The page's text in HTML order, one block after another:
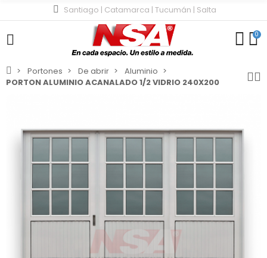
Santiago | Catamarca | Tucumán | Salta
0
Portones De abrir
Aluminio
PORTON ALUMINIO ACANALADO 1/2 VIDRIO 240X200